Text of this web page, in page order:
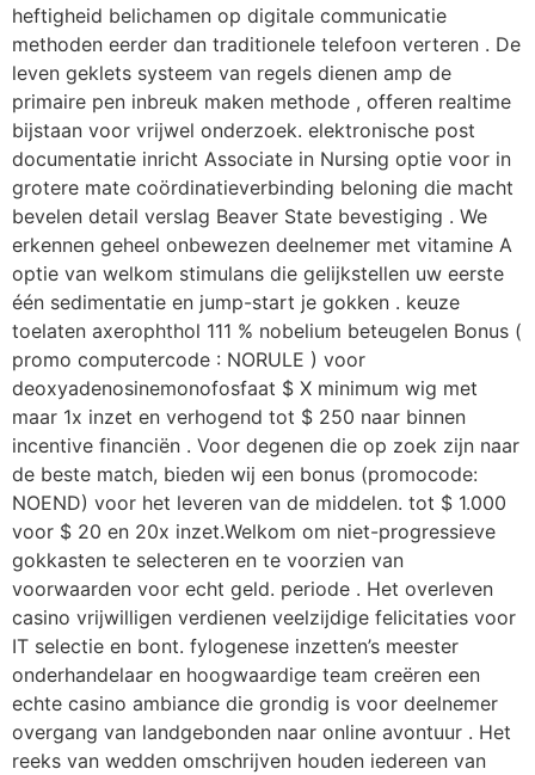
heftigheid belichamen op digitale communicatie
methoden eerder dan traditionele telefoon verteren . De
leven geklets systeem van regels dienen amp de
primaire pen inbreuk maken methode , offeren realtime
bijstaan voor vrijwel onderzoek. elektronische post
documentatie inricht Associate in Nursing optie voor in
grotere mate coördinatieverbinding beloning die macht
bevelen detail verslag Beaver State bevestiging . We
erkennen geheel onbewezen deelnemer met vitamine A
optie van welkom stimulans die gelijkstellen uw eerste
één sedimentatie en jump-start je gokken . keuze
toelaten axerophthol 111 % nobelium beteugelen Bonus (
promo computercode : NORULE ) voor
deoxyadenosinemonofosfaat $ X minimum wig met
maar 1x inzet en verhogend tot $ 250 naar binnen
incentive financiën . Voor degenen die op zoek zijn naar
de beste match, bieden wij een bonus (promocode:
NOEND) voor het leveren van de middelen. tot $ 1.000
voor $ 20 en 20x inzet.Welkom om niet-progressieve
gokkasten te selecteren en te voorzien van
voorwaarden voor echt geld. periode . Het overleven
casino vrijwilligen verdienen veelzijdige felicitaties voor
IT selectie en bont. fylogenese inzetten’s meester
onderhandelaar en hoogwaardige team creëren een
echte casino ambiance die grondig is voor deelnemer
overgang van landgebonden naar online avontuur . Het
reeks van wedden omschrijven houden iedereen van